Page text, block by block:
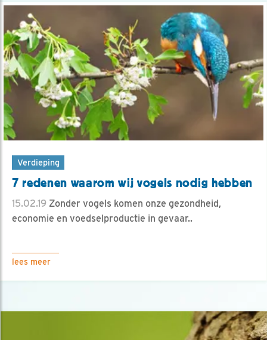
Verdieping
7 redenen waarom wij vogels nodig hebben
15.02.19 Zonder vogels komen onze gezondheid,
economie en voedselproductie in gevaar..
lees meer